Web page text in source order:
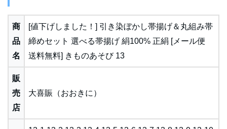
商
品
名
[値下げしました！] 引き染ぼかし帯揚げ＆丸組み帯
締めセット 選べる帯揚げ 絹100% 正絹 [メール便
送料無料] きものあそび 13
販
売
店
大喜賑（おおきに）